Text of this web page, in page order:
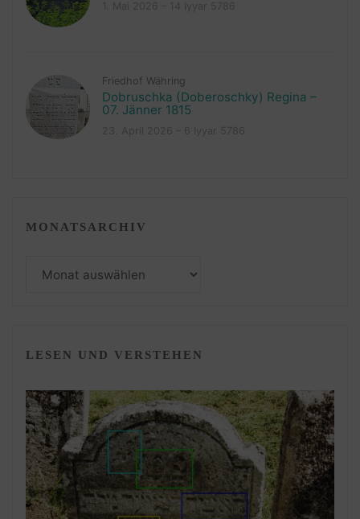
Friedhof Währing
Dobruschka (Doberoschky) Regina –
07. Jänner 1815
MONATSARCHIV
LESEN UND VERSTEHEN